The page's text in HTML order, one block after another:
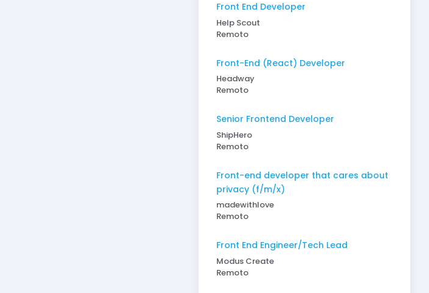
Front End Developer
Help Scout
Remoto
Front-End (React) Developer
Headway
Remoto
Senior Frontend Developer
ShipHero
Remoto
Front-end developer that cares about
privacy (f/m/x)
madewithlove
Remoto
Front End Engineer/Tech Lead
Modus Create
Remoto